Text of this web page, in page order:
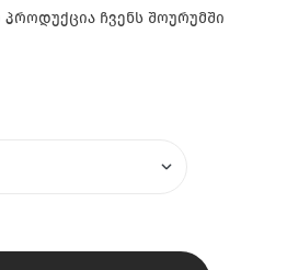
ჩვენს შოურუმში